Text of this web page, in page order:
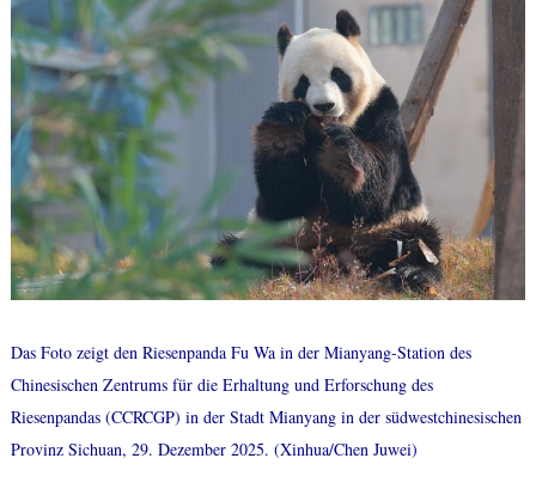
Das Foto zeigt den Riesenpanda Fu Wa in der Mianyang-Station des
Chinesischen Zentrums für die Erhaltung und Erforschung des
Riesenpandas (CCRCGP) in der Stadt Mianyang in der südwestchinesischen
Provinz Sichuan, 29. Dezember 2025. (Xinhua/Chen Juwei)